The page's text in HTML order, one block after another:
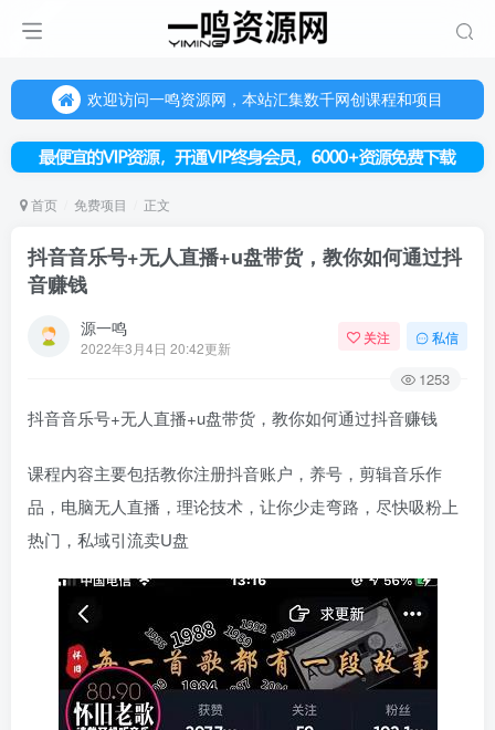
欢迎访问一鸣资源网，本站汇集数千网创课程和项目
欢迎访问一鸣资源网，本站汇集数千网创课程和项目
首页 免费项目 正文
抖音音乐号+无人直播+u盘带货，教你如何通过抖
音赚钱
源一鸣
2022年3月4日 20:42更新
关注 私信
1253
抖音音乐号+无人直播+u盘带货，教你如何通过抖音赚钱
课程内容主要包括教你注册抖音账户，养号，剪辑音乐作
品，电脑无人直播，理论技术，让你少走弯路，尽快吸粉上
热门，私域引流卖U盘